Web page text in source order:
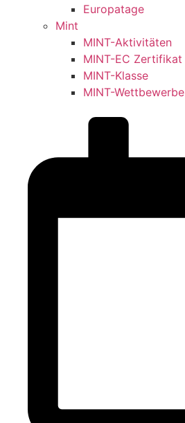
Europatage
Mint
MINT-Aktivitäten
MINT-EC Zertifikat
MINT-Klasse
MINT-Wettbewerbe